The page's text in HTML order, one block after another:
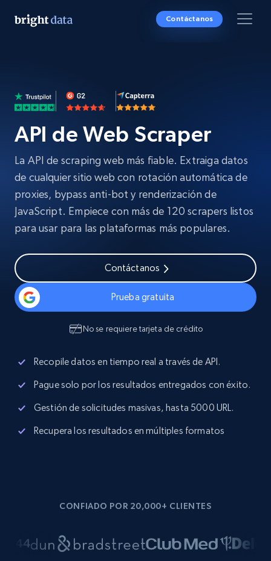
Contáctanos
API de Web Scraper
La API de scraping web más fiable. Extraiga datos
de cualquier sitio web con rotación automática de
proxies, bypass anti-bot y renderización de
JavaScript. Empiece con más de 120 scrapers listos
para usar para las plataformas más populares.
Contáctanos
Prueba gratuita
No se requiere tarjeta de crédito
Recopile datos en tiempo real a través de API.
Pague solo por los resultados entregados con éxito.
Gestión de solicitudes masivas, hasta 5000 URL.
Recupera los resultados en múltiples formatos
CONFIADO POR 20,000+ CLIENTES